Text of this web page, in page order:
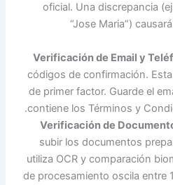
oficial. Una discrepancia
“Jose Maria”)
Verificación de Email y
códigos de confirmación.
de primer factor. Guarde el
contiene los Términos y
Verificación de
subir los documentos
utiliza OCR y comparación
de procesamiento oscila entre